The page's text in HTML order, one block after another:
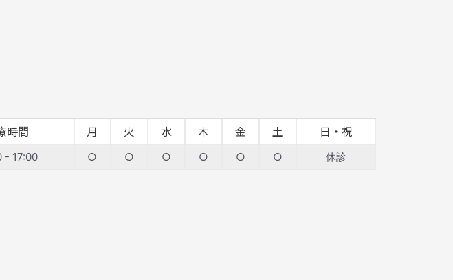
時間 月 火 水 木 金 土 日・祝
- 17:00 ○ ○ ○ ○ ○ ○ 休診